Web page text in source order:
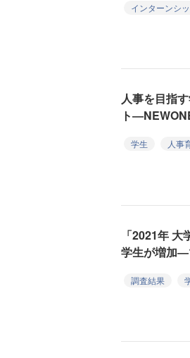
インターンシ
人事を目指
ト
学生
人事
「2021年
学生が増加
調査結果